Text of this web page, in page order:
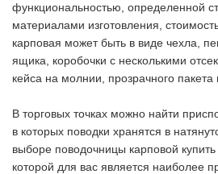
функциональностью, определенной
материалами изготовления,
карповая может быть в виде чехла,
ящика, коробочки с несколькими
кейса на молнии, прозрачного пакета
В торговых точках можно найти
в которых поводки хранятся в
выборе поводочницы карповой купить
которой для вас является наиболее